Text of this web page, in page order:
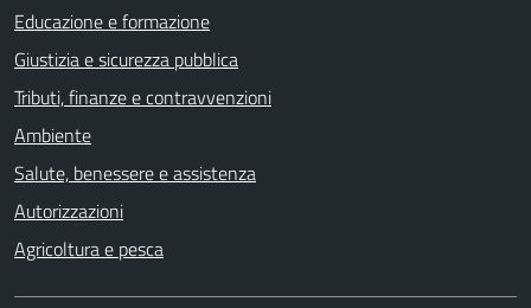
Educazione e formazione
Giustizia e sicurezza pubblica
Tributi, finanze e contravvenzioni
Ambiente
Salute, benessere e assistenza
Autorizzazioni
Agricoltura e pesca